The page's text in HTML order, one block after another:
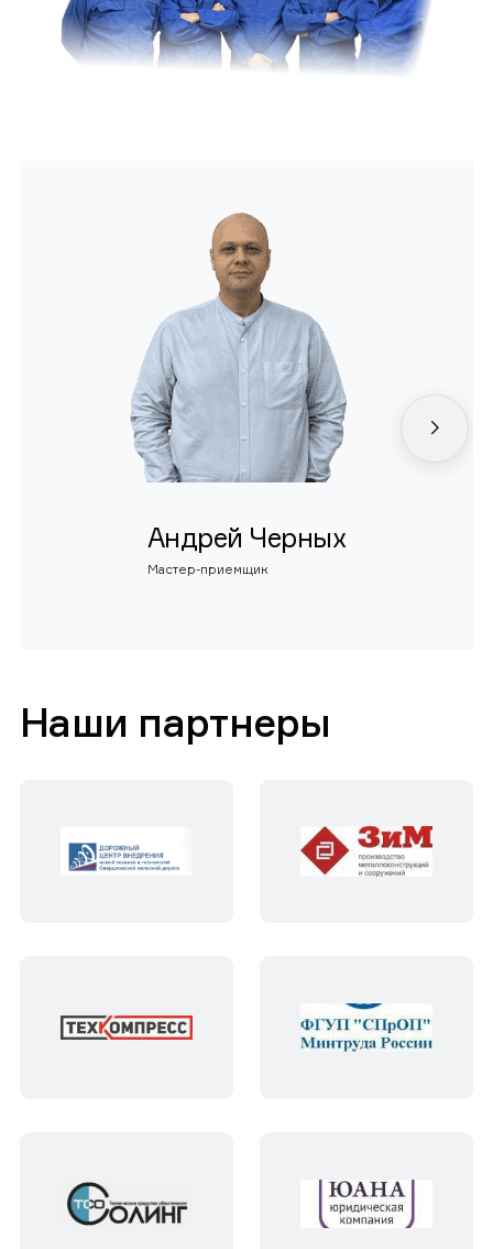
Андрей Черных
Мастер-приемщик
Наши партнеры